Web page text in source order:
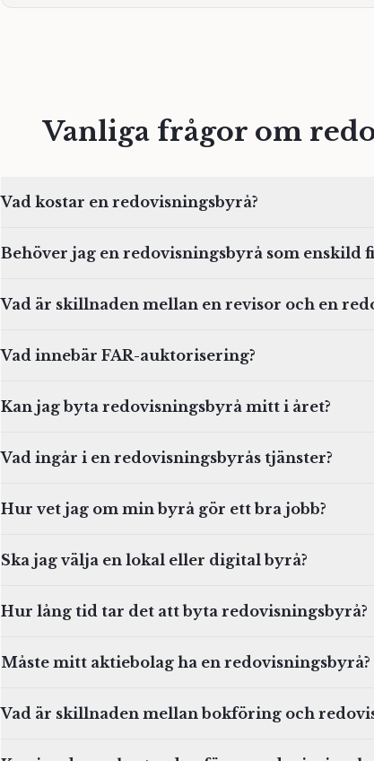
Vanliga frågor om
Vad kostar en redovisningsbyrå?
Behöver jag en redovisningsbyrå som enskild
Vad är skillnaden mellan en revisor och en
Vad innebär FAR-auktorisering?
Kan jag byta redovisningsbyrå mitt i året?
Vad ingår i en redovisningsbyrås tjänster?
Hur vet jag om min byrå gör ett bra jobb?
Ska jag välja en lokal eller digital byrå?
Hur lång tid tar det att byta redovisningsbyrå?
Måste mitt aktiebolag ha en redovisningsbyrå?
Vad är skillnaden mellan bokföring och